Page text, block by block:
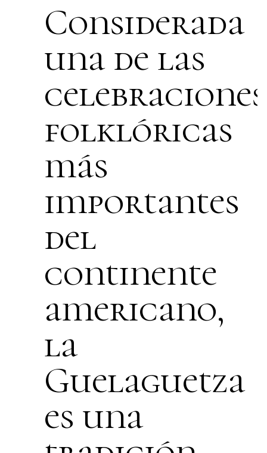
Considerada
una de las
celebraciones
folklóricas
más
importantes
del
continente
americano,
la
Guelaguetza
es una